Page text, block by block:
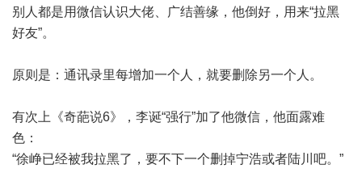
别人都是用微信认识大佬、广结善缘，他倒好，用来“拉黑
好友”。
原则是：通讯录里每增加一个人，就要删除另一个人。
有次上《奇葩说6》，李诞“强行”加了他微信，他面露难
色：
“徐峥已经被我拉黑了，要不下一个删掉宁浩或者陆川吧。”